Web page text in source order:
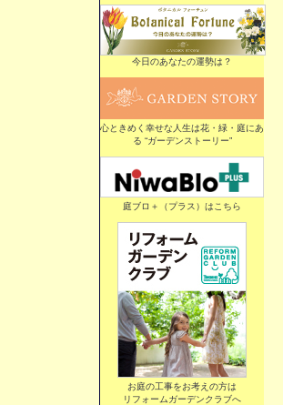
今日のあなたの運勢は？
心ときめく幸せな人生は花・緑・庭にあ
る “ガーデンストーリー”
庭ブロ＋（プラス）はこちら
お庭の工事をお考えの方は
リフォームガーデンクラブへ